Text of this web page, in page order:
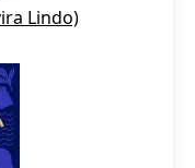
Lindo)